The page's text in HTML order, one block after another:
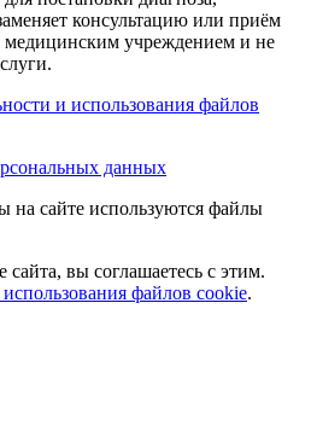
консультацию или приём
медицинским учреждением и не
и использования файлов
данных
на сайте используются файлы
вы соглашаетесь с этим.
файлов cookie.